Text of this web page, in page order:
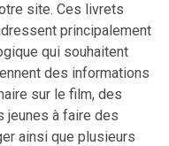
site. Ces livrets
principalement
qui souhaitent
des informations
sur le film, des
jeunes à faire des
ainsi que plusieurs